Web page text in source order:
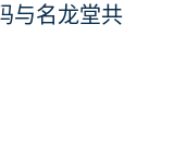
与名龙堂共